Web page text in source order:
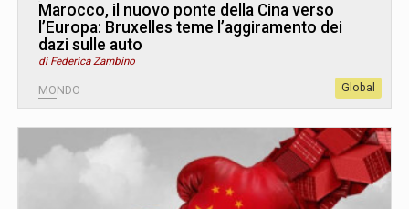
Marocco, il nuovo ponte della Cina verso
l’Europa: Bruxelles teme l’aggiramento dei
dazi sulle auto
di Federica Zambino
MONDO Global